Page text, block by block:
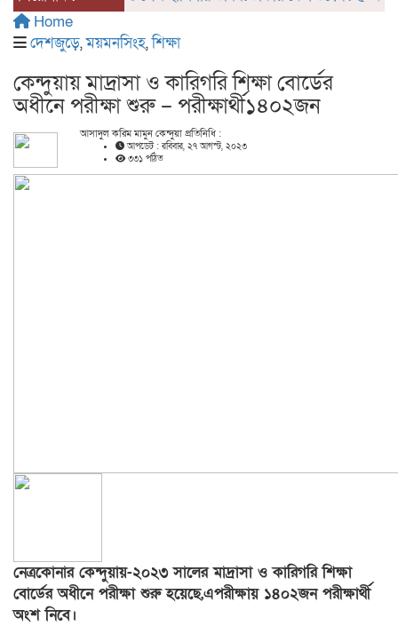
Home
দেশজুড়ে,ময়মনসিংহ,শিক্ষা
কেন্দুয়ায় মাদ্রাসা ও কারিগরি শিক্ষা বোর্ডের
অধীনে পরীক্ষা শুরু – পরীক্ষার্থী১৪০২জন
আসাদুল করিম মামুন কেন্দুয়া প্রতিনিধি :
আপডেট : রবিবার, ২৭ আগস্ট, ২০২৩
৩৩১ পঠিত
নেত্রকোনার কেন্দুয়ায়-২০২৩ সালের মাদ্রাসা ও কারিগরি শিক্ষা
বোর্ডের অধীনে পরীক্ষা শুরু হয়েছে,এপরীক্ষায় ১৪০২জন পরীক্ষার্থী
অংশ নিবে।